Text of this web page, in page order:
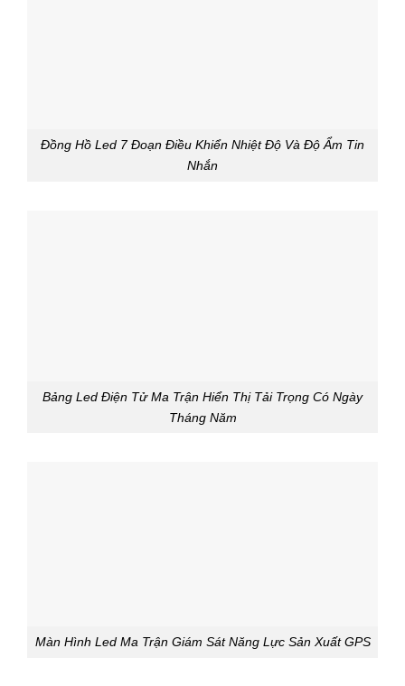
Đồng Hồ Led 7 Đoạn Điều Khiển Nhiệt Độ Và Độ Ẩm Tin
Nhắn
Bảng Led Điện Tử Ma Trận Hiển Thị Tải Trọng Có Ngày
Tháng Năm
Màn Hình Led Ma Trận Giám Sát Năng Lực Sản Xuất GPS